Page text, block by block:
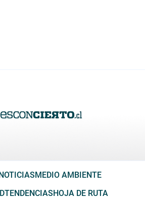
MEDIO AMBIENTE
TENDENCIASHOJA DE RUTA